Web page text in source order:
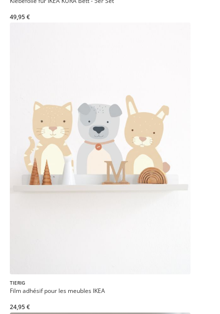
49,95 €
TIERIG
Film adhésif pour les meubles IKEA
24,95 €